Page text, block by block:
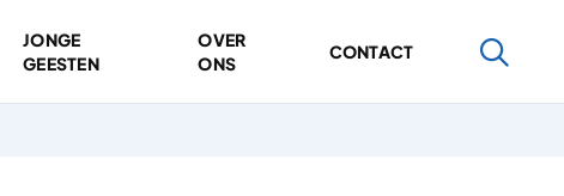
JONGE
GEESTEN
OVER
ONS
CONTACT